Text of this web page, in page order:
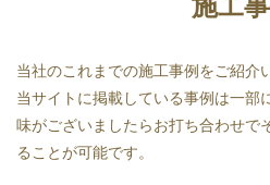
施工
当社のこれまでの施工事例をご紹介
当サイトに掲載している事例は一部
味がございましたらお打ち合わせで
ることが可能です。